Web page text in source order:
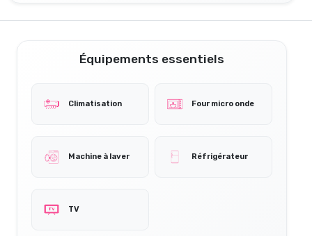
Équipements essentiels
Climatisation Four micro onde
Machine à laver Réfrigérateur
TV